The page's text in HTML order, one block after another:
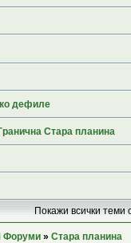
дефиле
Стара планина
Покажи всички теми
» Стара планина